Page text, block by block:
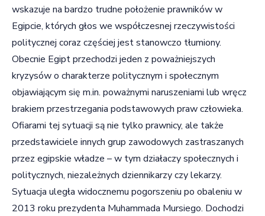
wskazuje na bardzo trudne położenie prawników w
Egipcie, których głos we współczesnej rzeczywistości
politycznej coraz częściej jest stanowczo tłumiony.
Obecnie Egipt przechodzi jeden z poważniejszych
kryzysów o charakterze politycznym i społecznym
objawiającym się m.in. poważnymi naruszeniami lub wręcz
brakiem przestrzegania podstawowych praw człowieka.
Ofiarami tej sytuacji są nie tylko prawnicy, ale także
przedstawiciele innych grup zawodowych zastraszanych
przez egipskie władze – w tym działaczy społecznych i
politycznych, niezależnych dziennikarzy czy lekarzy.
Sytuacja uległa widocznemu pogorszeniu po obaleniu w
2013 roku prezydenta Muhammada Mursiego. Dochodzi